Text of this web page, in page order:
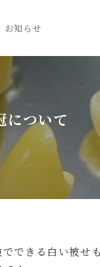
お知らせ
について
できる白い被せ